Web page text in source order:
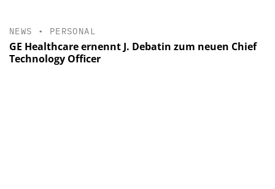
NEWS • PERSONAL
GE Healthcare ernennt J. Debatin zum neuen Chief
Technology Officer